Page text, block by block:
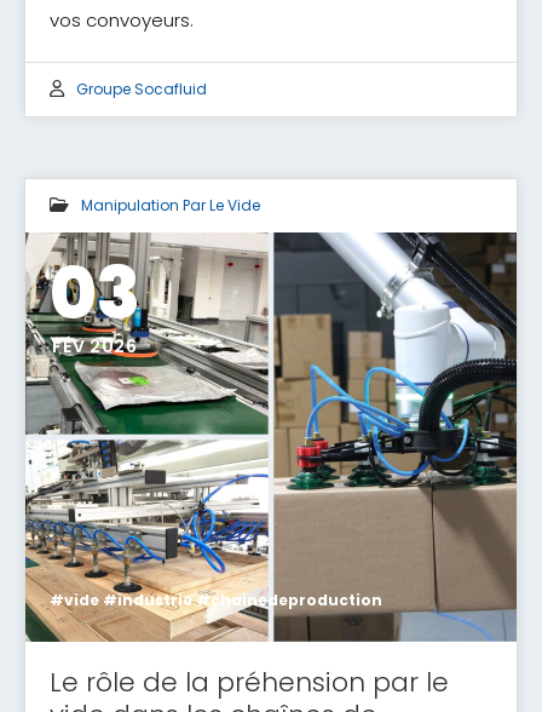
vos convoyeurs.
Groupe Socafluid
Manipulation Par Le Vide
#vide #industrie #chainedeproduction
03
FÉV 2026
Le rôle de la préhension par le